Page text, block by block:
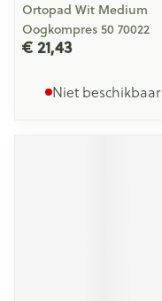
Ortopad Wit Medium
Oogkompres 50 70022
€ 21,43
Niet beschikbaar